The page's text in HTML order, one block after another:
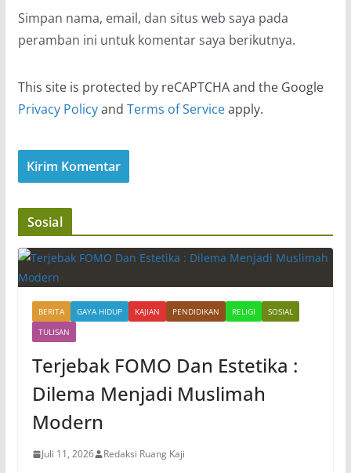
Simpan nama, email, dan situs web saya pada
peramban ini untuk komentar saya berikutnya.
This site is protected by reCAPTCHA and the Google
Privacy Policyand Terms of Serviceapply.
Sosial
BERITA GAYA HIDUP KAJIAN PENDIDIKAN RELIGI
SOSIAL
TULISAN
Terjebak FOMO Dan Estetika :
Dilema Menjadi Muslimah
Modern
Juli 11, 2026 Redaksi Ruang Kaji